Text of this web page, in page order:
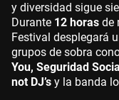
y diversidad sigue
Durante 12 horas de
Festival desplegará
grupos de sobra
You, Seguridad
not DJ’s y la banda